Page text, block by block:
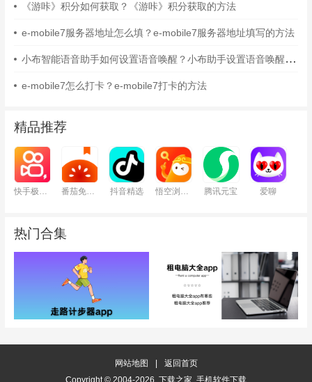
《游咔》积分如何获取？《游咔》积分获取的方法
e-mobile7服务器地址怎么填？e-mobile7服务器地址填写的方法
小布智能语音助手如何设置语音唤醒？小布助手设置语音唤醒的方法
e-mobile7怎么打卡？e-mobile7打卡的方法
精品推荐
抖音精选 腾讯元宝 爱聊
热门合集
网站地图 |
返回首页
Copyright © 2004-2026 下载之家 手机软件下载